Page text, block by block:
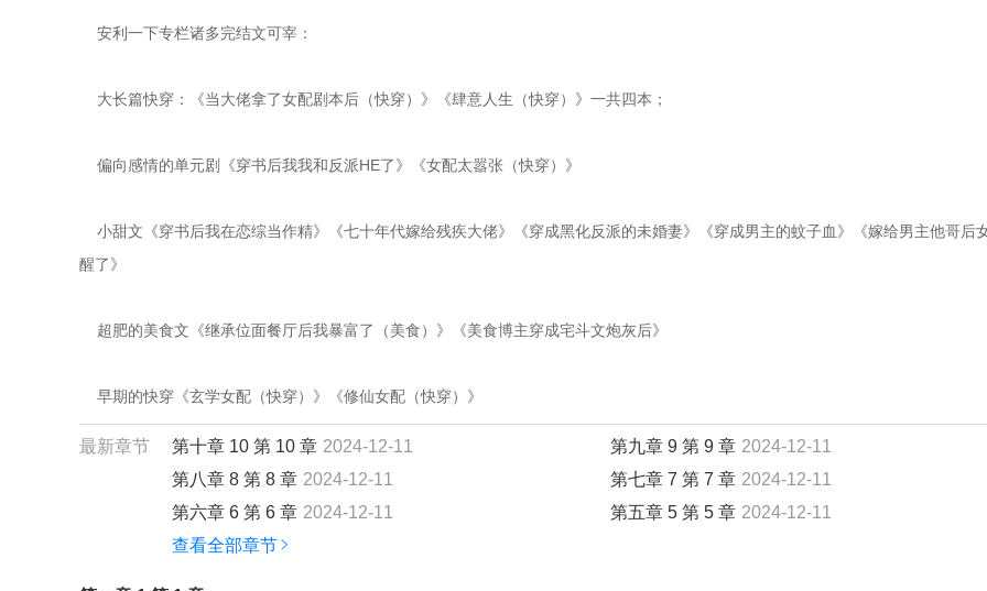
安利一下专栏诸多完结文可宰：
大长篇快穿：《当大佬拿了女配剧本后（快穿）》《肆意人生（快穿）》一共四本；
偏向感情的单元剧《穿书后我我和反派HE了》《女配太嚣张（快穿）》
小甜文《穿书后我在恋综当作精》《七十年代嫁给残疾大佬》《穿成黑化反派的未婚妻》《穿成男主的蚊子血》《嫁给男主他哥后
醒了》
超肥的美食文《继承位面餐厅后我暴富了（美食）》《美食博主穿成宅斗文炮灰后》
早期的快穿《玄学女配（快穿）》《修仙女配（快穿）》
最新章节 第十章 10 第 10 章 2024-12-11 第九章 9 第 9 章 2024-12-11
第八章 8 第 8 章 2024-12-11 第七章 7 第 7 章 2024-12-11
第六章 6 第 6 章 2024-12-11 第五章 5 第 5 章 2024-12-11
查看全部章节